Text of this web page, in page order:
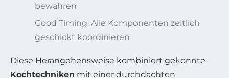
bewahren
Good Timing: Alle Komponenten zeitlich
geschickt koordinieren
Diese Herangehensweise kombiniert gekonnte
Kochtechniken mit einer durchdachten